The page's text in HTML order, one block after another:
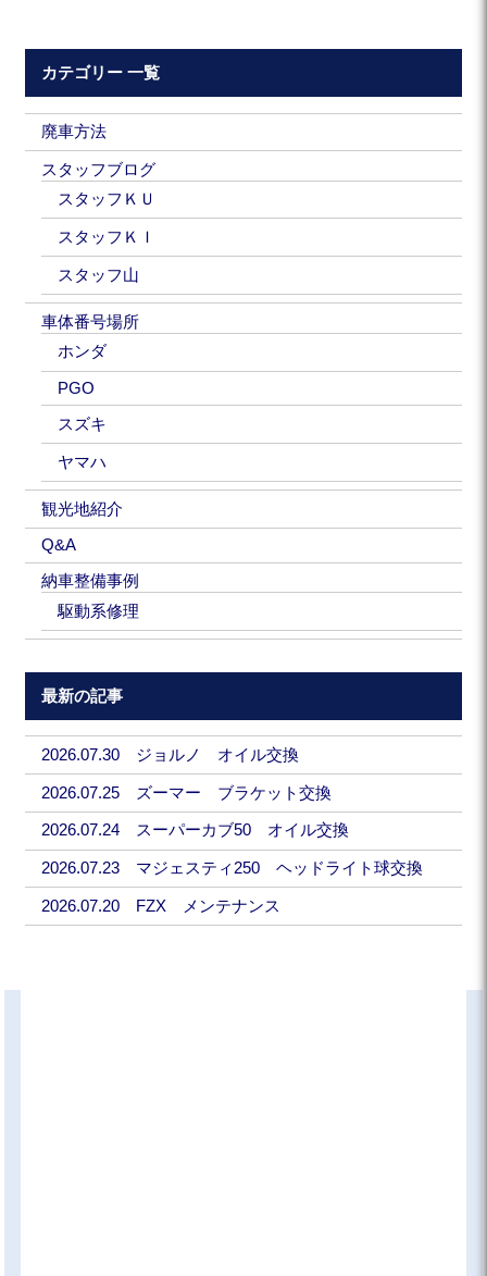
カテゴリー 一覧
廃車方法
スタッフブログ
スタッフＫＵ
スタッフＫＩ
スタッフ山
車体番号場所
ホンダ
PGO
スズキ
ヤマハ
観光地紹介
Q&A
納車整備事例
駆動系修理
最新の記事
2026.07.30 ジョルノ オイル交換
2026.07.25 ズーマー ブラケット交換
2026.07.24 スーパーカブ50 オイル交換
2026.07.23 マジェスティ250 ヘッドライト球交換
2026.07.20 FZX メンテナンス